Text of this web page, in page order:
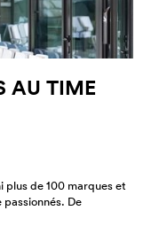
AU TIME
plus de 100 marques et
De